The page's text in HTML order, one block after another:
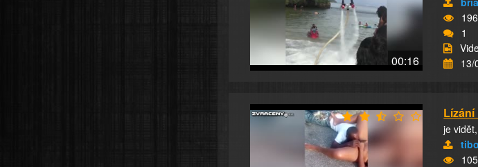
00:16
1
13/
je